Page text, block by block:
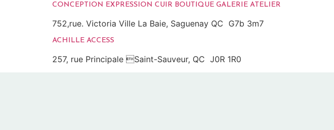
CONCEPTION EXPRESSION CUIR BOUTIQUE GALERIE ATELIER
752,rue. Victoria Ville La Baie, Saguenay QC G7b 3m7
ACHILLE ACCESS
257, rue Principale Saint-Sauveur, QC J0R 1R0